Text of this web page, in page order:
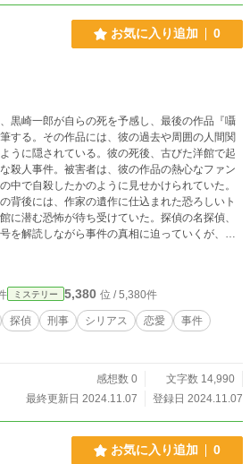
お気に入り追加 0
黒崎一郎が自らの死を予感し、最後の作品『囁
する。その作品には、彼の過去や周囲の人間関
うに隠されている。彼の死後、古びた洋館で起
殺人事件。被害者は、彼の作品の熱心なファン
中で自殺したかのように見せかけられていた。
背後には、作家の遺作に仕込まれた恐ろしいト
に潜む恐怖が待ち受けていた。探偵の名探偵、
を解読しながら事件の真相に迫っていくが、次
館の恐怖に飲み込まれていく。果たして、彼は
出し、恐怖から逃れることができるのか？
ミステリー 5,380 位 / 5,380件
探偵 刑事 シリアス 恋愛
事件
感想数 0
文字数 14,990
最終更新日 2024.11.07
登録日 2024.11.07
お気に入り追加 0